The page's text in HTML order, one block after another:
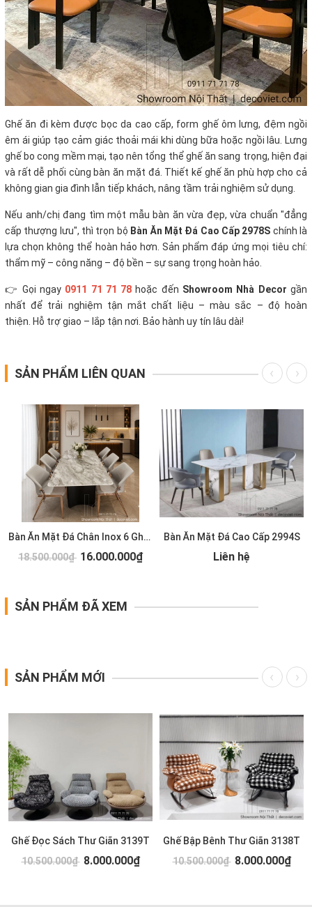
Ghế ăn đi kèm được bọc da cao cấp, form ghế ôm lưng, đệm ngồi
êm ái giúp tạo cảm giác thoải mái khi dùng bữa hoặc ngồi lâu. Lưng
ghế bo cong mềm mại, tạo nên tổng thể ghế ăn sang trọng, hiện đại
và rất dễ phối cùng bàn ăn mặt đá. Thiết kế ghế ăn phù hợp cho cả
không gian gia đình lẫn tiếp khách, nâng tầm trải nghiệm sử dụng.
Nếu anh/chị đang tìm một mẫu bàn ăn vừa đẹp, vừa chuẩn "đẳng
cấp thượng lưu", thì trọn bộ Bàn Ăn Mặt Đá Cao Cấp 2978S chính là
lựa chọn không thể hoàn hảo hơn. Sản phẩm đáp ứng mọi tiêu chí:
thẩm mỹ – công năng – độ bền – sự sang trọng hoàn hảo.
👉 Gọi ngay 0911 71 71 78 hoặc đến Showroom Nhà Decor gần
nhất để trải nghiệm tận mắt chất liệu – màu sắc – độ hoàn
thiện. Hỗ trợ giao – lắp tận nơi. Bảo hành uy tín lâu dài!
SẢN PHẨM LIÊN QUAN
Bàn Ăn Mặt Đá Chân Inox 6 Ghế 2993S
18.500.000₫ 16.000.000₫
Bàn Ăn Mặt Đá Cao Cấp 2994S
Liên hệ
SẢN PHẨM ĐÃ XEM
SẢN PHẨM MỚI
Ghế Đọc Sách Thư Giãn 3139T
10.500.000₫ 8.000.000₫
Ghế Bập Bênh Thư Giãn 3138T
10.500.000₫ 8.000.000₫